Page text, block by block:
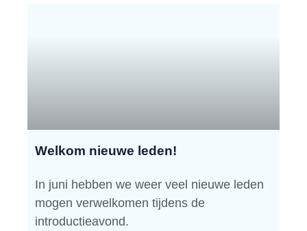
Welkom nieuwe leden!
In juni hebben we weer veel nieuwe leden
mogen verwelkomen tijdens de
introductieavond.